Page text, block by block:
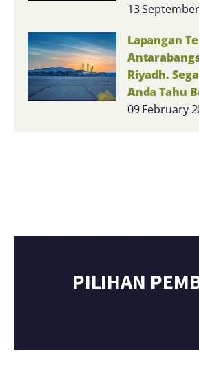
13
Lapangan
Riyadh.
Anda Tahu
09 February
PILIHAN